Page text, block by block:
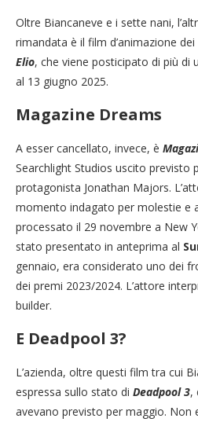
Oltre Biancaneve e i sette nani,
rimandata è il film d’animazione
Elio, che viene posticipato di più di
al 13 giugno 2025.
Magazine Dreams
A esser cancellato, invece, è
Searchlight Studios uscito previsto
protagonista Jonathan Majors.
momento indagato per molestie e
processato il 29 novembre a New
stato presentato in anteprima al
gennaio, era considerato uno dei
dei premi 2023/2024. L’attore
builder.
E Deadpool 3?
L’azienda, oltre questi film tra cui
espressa sullo stato di Deadpool 3,
avevano previsto per maggio. Non